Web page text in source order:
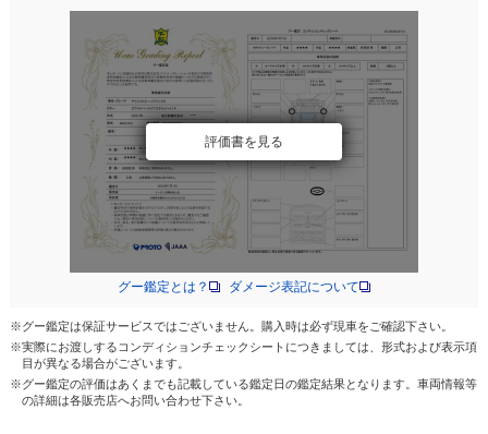
評価書を見る
グー鑑定とは？ ダメージ表記について
※グー鑑定は保証サービスではございません。購入時は必ず現車をご確認下さい。
※実際にお渡しするコンディションチェックシートにつきましては、形式および表示項
目が異なる場合がございます。
※グー鑑定の評価はあくまでも記載している鑑定日の鑑定結果となります。車両情報等
の詳細は各販売店へお問い合わせ下さい。